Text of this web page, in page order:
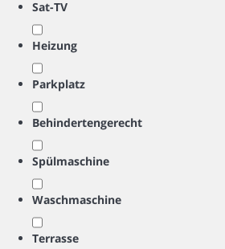
Sat-TV
Heizung
Parkplatz
Behindertengerecht
Spülmaschine
Waschmaschine
Terrasse